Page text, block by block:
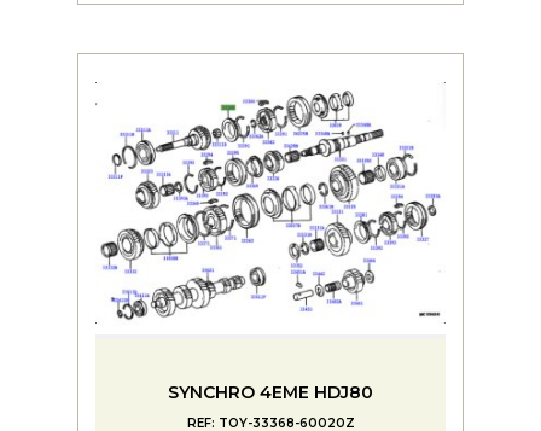
SYNCHRO 4EME HDJ80
REF: TOY-33368-60020Z